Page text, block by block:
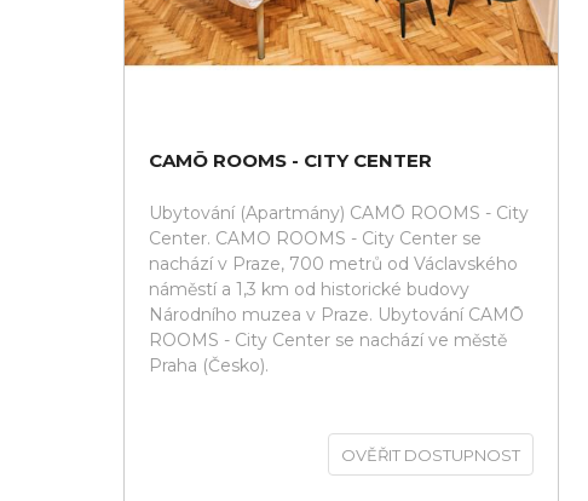
CAMŌ ROOMS - CITY CENTER
Ubytování (Apartmány) CAMŌ ROOMS - City
Center. CAMO ROOMS - City Center se
nachází v Praze, 700 metrů od Václavského
náměstí a 1,3 km od historické budovy
Národního muzea v Praze. Ubytování CAMŌ
ROOMS - City Center se nachází ve městě
Praha (Česko).
OVĚŘIT DOSTUPNOST